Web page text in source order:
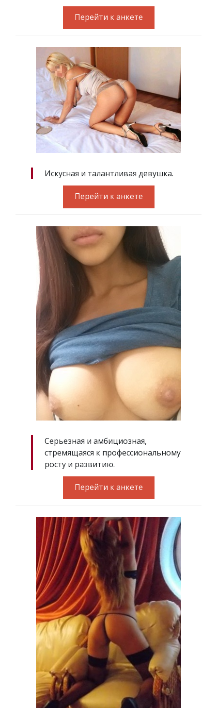
Перейти к анкете
Искусная и талантливая девушка.
Перейти к анкете
Серьезная и амбициозная,
стремящаяся к профессиональному
росту и развитию.
Перейти к анкете